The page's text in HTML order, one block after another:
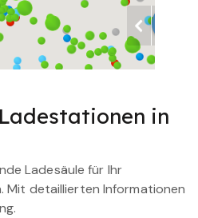
in
Ladesäule für Ihr
Mit detaillierten Informationen